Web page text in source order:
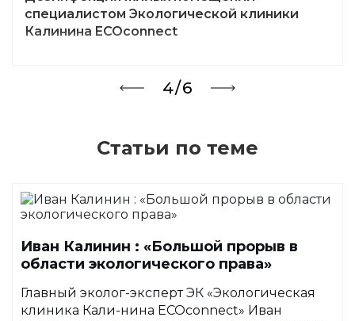
5/6
специалистами Экологической клиники
Калинина ECOconnect
Статьи по теме
Иван Калинин : «Большой прорыв в
области экологического права»
Главный эколог-эксперт ЭК «Экологическая
клиника Кали-нина ECOconnect» Иван